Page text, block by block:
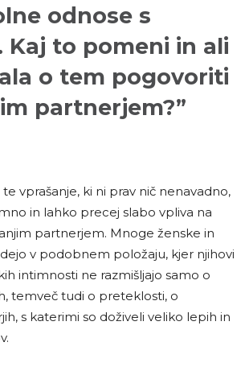
odnose s
Kaj to pomeni in ali
o tem pogovoriti
partnerjem?”
vprašanje, ki ni prav nič nenavadno,
in lahko precej slabo vpliva na
partnerjem. Mnoge ženske in
v podobnem položaju, kjer njihovi
intimnosti ne razmišljajo samo o
temveč tudi o preteklosti, o
s katerimi so doživeli veliko lepih in